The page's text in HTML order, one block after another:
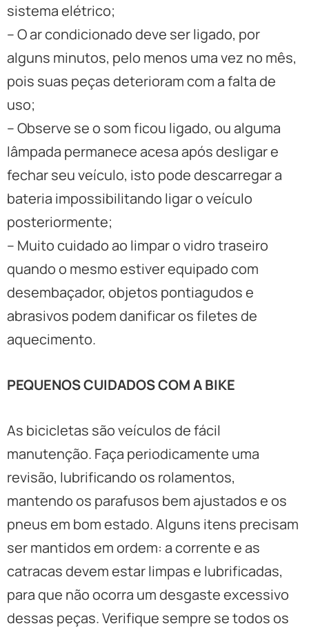
sistema elétrico;
– O ar condicionado deve ser ligado, por
alguns minutos, pelo menos uma vez no mês,
pois suas peças deterioram com a falta de
uso;
– Observe se o som ficou ligado, ou alguma
lâmpada permanece acesa após desligar e
fechar seu veículo, isto pode descarregar a
bateria impossibilitando ligar o veículo
posteriormente;
– Muito cuidado ao limpar o vidro traseiro
quando o mesmo estiver equipado com
desembaçador, objetos pontiagudos e
abrasivos podem danificar os filetes de
aquecimento.
PEQUENOS CUIDADOS COM A BIKE
As bicicletas são veículos de fácil
manutenção. Faça periodicamente uma
revisão, lubrificando os rolamentos,
mantendo os parafusos bem ajustados e os
pneus em bom estado. Alguns itens precisam
ser mantidos em ordem: a corrente e as
catracas devem estar limpas e lubrificadas,
para que não ocorra um desgaste excessivo
dessas peças. Verifique sempre se todos os